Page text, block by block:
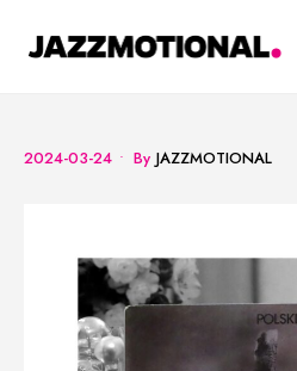
2024-03-24 • By JAZZMOTIONAL